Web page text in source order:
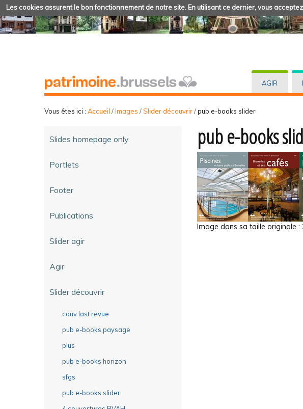
Les cookies assurent le bon fonctionnement de notre site. En utilisant ce dernier, vous
AGIR
Vous êtes ici : Accueil /Images /Slider découvrir/pub e-books slider
Slides homepage only
Portlets
Footer
Publications
Slider agir
Agir
Slider découvrir
couv last revue
pub e-books paysage
plus
pub e-books horizon
sfgs
pub e-books slider
pub e-books
Image dans sa taille originale :